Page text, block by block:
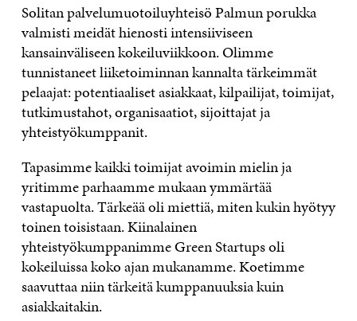
Solitan palvelumuotoiluyhteisö Palmun porukka
valmisti meidät hienosti intensiiviseen
kansainväliseen kokeiluviikkoon. Olimme
tunnistaneet liiketoiminnan kannalta tärkeimmät
pelaajat: potentiaaliset asiakkaat, kilpailijat, toimijat,
tutkimustahot, organisaatiot, sijoittajat ja
yhteistyökumppanit.
Tapasimme kaikki toimijat avoimin mielin ja
yritimme parhaamme mukaan ymmärtää
vastapuolta. Tärkeää oli miettiä, miten kukin hyötyy
toinen toisistaan. Kiinalainen
yhteistyökumppanimme Green Startups oli
kokeiluissa koko ajan mukanamme. Koetimme
saavuttaa niin tärkeitä kumppanuuksia kuin
asiakkaitakin.